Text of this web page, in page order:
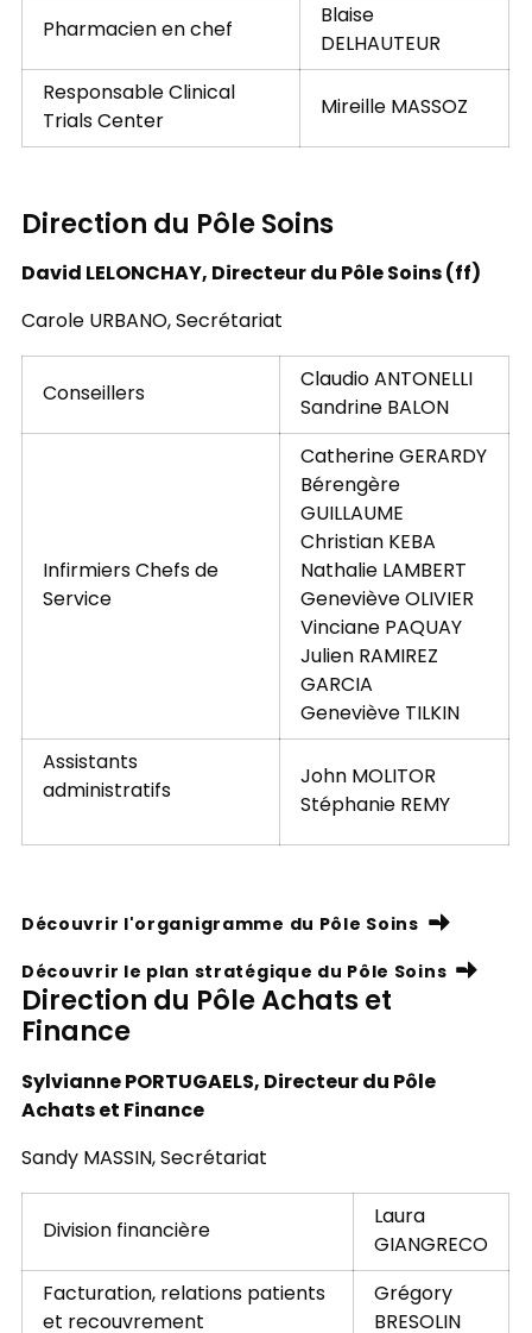
Pharmacien en chef
Blaise
DELHAUTEUR
Responsable Clinical
Trials Center
Mireille MASSOZ
Direction du Pôle Soins
David LELONCHAY, Directeur du Pôle Soins (ff)
Carole URBANO, Secrétariat
Conseillers
Claudio ANTONELLI
Sandrine BALON
Infirmiers Chefs de
Service
Catherine GERARDY
Bérengère
GUILLAUME
Christian KEBA
Nathalie LAMBERT
Geneviève OLIVIER
Vinciane PAQUAY
Julien RAMIREZ
GARCIA
Geneviève TILKIN
Assistants
administratifs
John MOLITOR
Stéphanie REMY
Découvrir l'organigramme du Pôle Soins
Découvrir le plan stratégique du Pôle Soins
Direction du Pôle Achats et
Finance
Sylvianne PORTUGAELS, Directeur du Pôle
Achats et Finance
Sandy MASSIN, Secrétariat
Division financière
Laura
GIANGRECO
Facturation, relations patients
et recouvrement
Grégory
BRESOLIN